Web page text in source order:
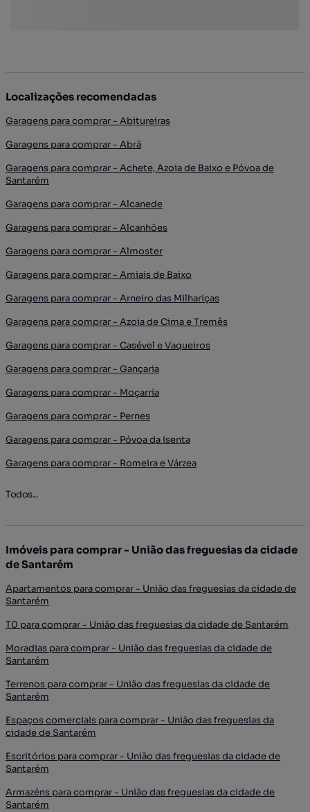
Localizações recomendadas
Garagens para comprar - Abitureiras
Garagens para comprar - Abrã
Garagens para comprar - Achete, Azoia de Baixo e Póvoa de
Santarém
Garagens para comprar - Alcanede
Garagens para comprar - Alcanhões
Garagens para comprar - Almoster
Garagens para comprar - Amiais de Baixo
Garagens para comprar - Arneiro das Milhariças
Garagens para comprar - Azoia de Cima e Tremês
Garagens para comprar - Casével e Vaqueiros
Garagens para comprar - Gançaria
Garagens para comprar - Moçarria
Garagens para comprar - Pernes
Garagens para comprar - Póvoa da Isenta
Garagens para comprar - Romeira e Várzea
Todos...
Imóveis para comprar - União das freguesias da cidade
de Santarém
Apartamentos para comprar - União das freguesias da cidade de
Santarém
T0 para comprar - União das freguesias da cidade de Santarém
Moradias para comprar - União das freguesias da cidade de
Santarém
Terrenos para comprar - União das freguesias da cidade de
Santarém
Espaços comerciais para comprar - União das freguesias da
cidade de Santarém
Escritórios para comprar - União das freguesias da cidade de
Santarém
Armazéns para comprar - União das freguesias da cidade de
Santarém